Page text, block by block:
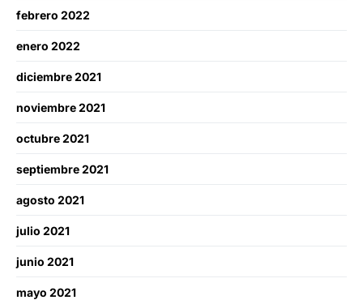
febrero 2022
enero 2022
diciembre 2021
noviembre 2021
octubre 2021
septiembre 2021
agosto 2021
julio 2021
junio 2021
mayo 2021